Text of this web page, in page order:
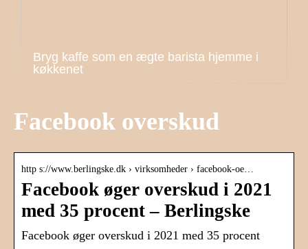
Bryg kaffe som en ægte barista hjemme i
køkkenet
Facebook overskud
http s://www.berlingske.dk › virksomheder › facebook-oe…
Facebook øger overskud i 2021
med 35 procent – Berlingske
Facebook øger overskud i 2021 med 35 procent